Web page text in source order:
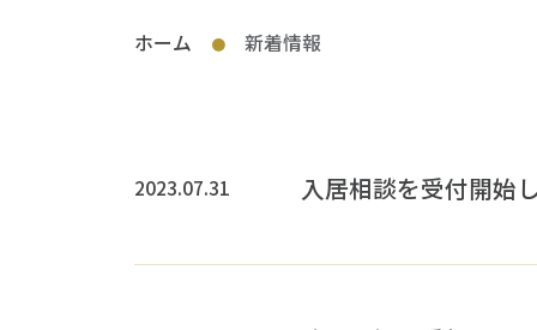
ホーム ● 新着情報
2023.07.31 入居相談を受付開始